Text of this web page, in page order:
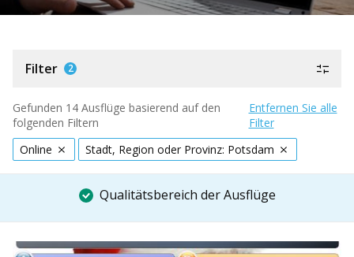
Filter 2
Gefunden 14 Ausflüge basierend auf den
folgenden Filtern
Entfernen Sie alle
Filter
Online
Stadt, Region oder Provinz: Potsdam
Qualitätsbereich der Ausflüge